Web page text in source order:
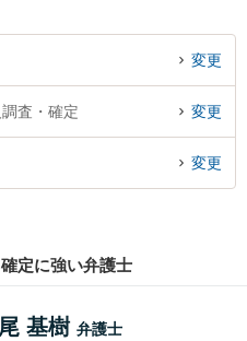
変更
査・確定 変更
変更
定に強い弁護士
基樹 弁護士